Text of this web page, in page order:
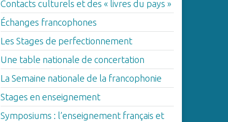
Contacts culturels et des « livres du pays »
Échanges francophones
Les Stages de perfectionnement
Une table nationale de concertation
La Semaine nationale de la francophonie
Stages en enseignement
Symposiums : l’enseignement français et